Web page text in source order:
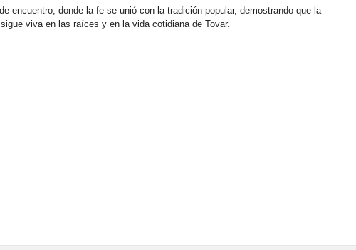
encuentro, donde la fe se unió con la tradición popular, demostrando que la
viva en las raíces y en la vida cotidiana de Tovar.